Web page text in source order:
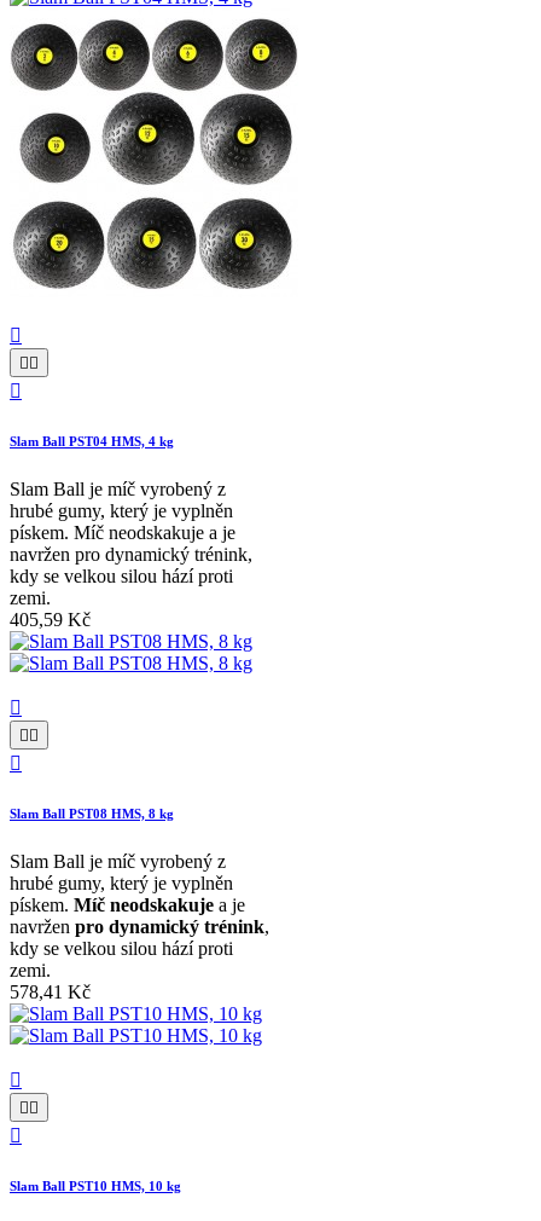

 

Slam Ball PST04 HMS, 4 kg
Slam Ball je míč vyrobený z
hrubé gumy, který je vyplněn
pískem. Míč neodskakuje a je
navržen pro dynamický trénink,
kdy se velkou silou hází proti
zemi.
405,59 Kč

 

Slam Ball PST08 HMS, 8 kg
Slam Ball je míč vyrobený z
hrubé gumy, který je vyplněn
pískem. Míč neodskakuje a je
navržen pro dynamický trénink,
kdy se velkou silou hází proti
zemi.
578,41 Kč

 

Slam Ball PST10 HMS, 10 kg